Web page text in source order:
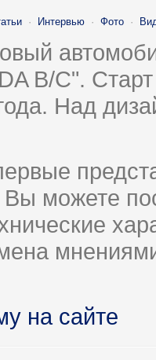
· Интервью · Фото ·
B/C".
Над
Вы можете
на сайте